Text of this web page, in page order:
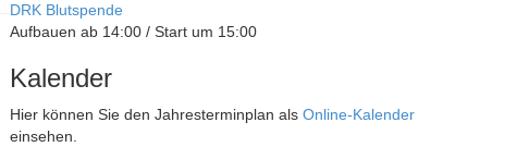
DRK Blutspende
Aufbauen ab 14:00 / Start um 15:00
Kalender
Hier können Sie den Jahresterminplan als Online-Kalender
einsehen.